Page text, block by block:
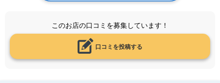
このお店の口コミを募集しています！
口コミを投稿する